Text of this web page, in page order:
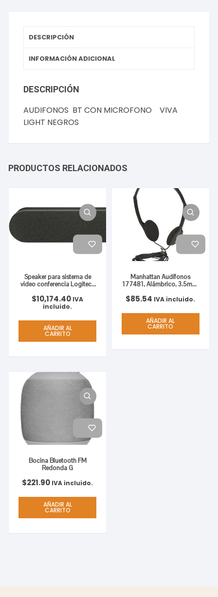
DESCRIPCIÓN
INFORMACIÓN ADICIONAL
DESCRIPCIÓN
AUDIFONOS BT CON MICROFONO VIVA
LIGHT NEGROS
PRODUCTOS RELACIONADOS
Speaker para sistema de
video conferencia Logitech
Alámbrico. Color Negro
FOR LOGITECH RALLY
$10,174.40 IVA
incluido.
AÑADIR AL
CARRITO
Manhattan Audífonos
177481, Alámbrico, 3.5mm,
ACOLCHONADO 3.5MM
$85.54 IVA incluido.
AÑADIR AL
CARRITO
Bocina Bluetooth FM
Redonda G
$221.90 IVA incluido.
AÑADIR AL
CARRITO